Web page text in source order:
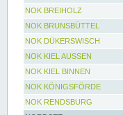
NOK BREIHOLZ
NOK BRUNSBÜTTEL
NOK DÜKERSWISCH
NOK KIEL AUSSEN
NOK KIEL BINNEN
NOK KÖNIGSFÖRDE
NOK RENDSBURG